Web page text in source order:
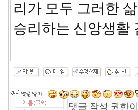
리가 모두 그러한
승리하는 신앙생활